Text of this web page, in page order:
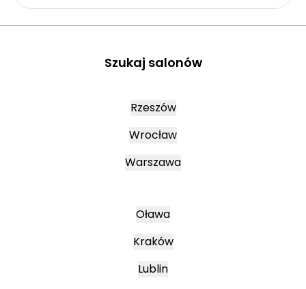
Szukaj salonów
Rzeszów
Wrocław
Warszawa
Oława
Kraków
Lublin